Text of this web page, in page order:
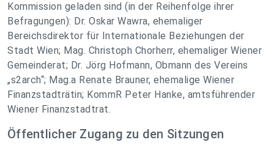
Kommission geladen sind (in der Reihenfolge ihrer
Befragungen): Dr. Oskar Wawra, ehemaliger
Bereichsdirektor für Internationale Beziehungen der
Stadt Wien; Mag. Christoph Chorherr, ehemaliger Wiener
Gemeinderat; Dr. Jörg Hofmann, Obmann des Vereins
„s2arch“; Mag.a Renate Brauner, ehemalige Wiener
Finanzstadträtin; KommR Peter Hanke, amtsführender
Wiener Finanzstadtrat.
Öffentlicher Zugang zu den Sitzungen